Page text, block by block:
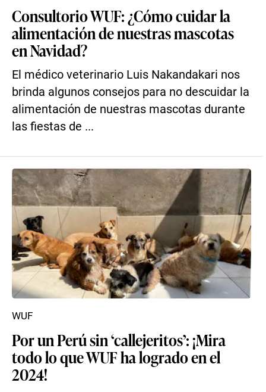
Consultorio WUF: ¿Cómo cuidar la
alimentación de nuestras mascotas
en Navidad?
El médico veterinario Luis Nakandakari nos
brinda algunos consejos para no descuidar la
alimentación de nuestras mascotas durante
las fiestas de ...
Por un Perú sin ‘callejeritos’: ¡Mira
todo lo que WUF ha logrado en el
2024!
WUF